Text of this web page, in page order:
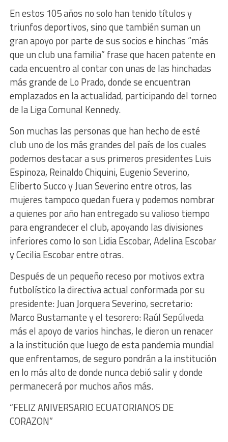
En estos 105 años no solo han tenido títulos y
triunfos deportivos, sino que también suman un
gran apoyo por parte de sus socios e hinchas “más
que un club una familia” frase que hacen patente en
cada encuentro al contar con unas de las hinchadas
más grande de Lo Prado, donde se encuentran
emplazados en la actualidad, participando del torneo
de la Liga Comunal Kennedy.
Son muchas las personas que han hecho de esté
club uno de los más grandes del país de los cuales
podemos destacar a sus primeros presidentes Luis
Espinoza, Reinaldo Chiquini, Eugenio Severino,
Eliberto Succo y Juan Severino entre otros, las
mujeres tampoco quedan fuera y podemos nombrar
a quienes por año han entregado su valioso tiempo
para engrandecer el club, apoyando las divisiones
inferiores como lo son Lidia Escobar, Adelina Escobar
y Cecilia Escobar entre otras.
Después de un pequeño receso por motivos extra
futbolístico la directiva actual conformada por su
presidente: Juan Jorquera Severino, secretario:
Marco Bustamante y el tesorero: Raúl Sepúlveda
más el apoyo de varios hinchas, le dieron un renacer
a la institución que luego de esta pandemia mundial
que enfrentamos, de seguro pondrán a la institución
en lo más alto de donde nunca debió salir y donde
permanecerá por muchos años más.
“FELIZ ANIVERSARIO ECUATORIANOS DE
CORAZON”